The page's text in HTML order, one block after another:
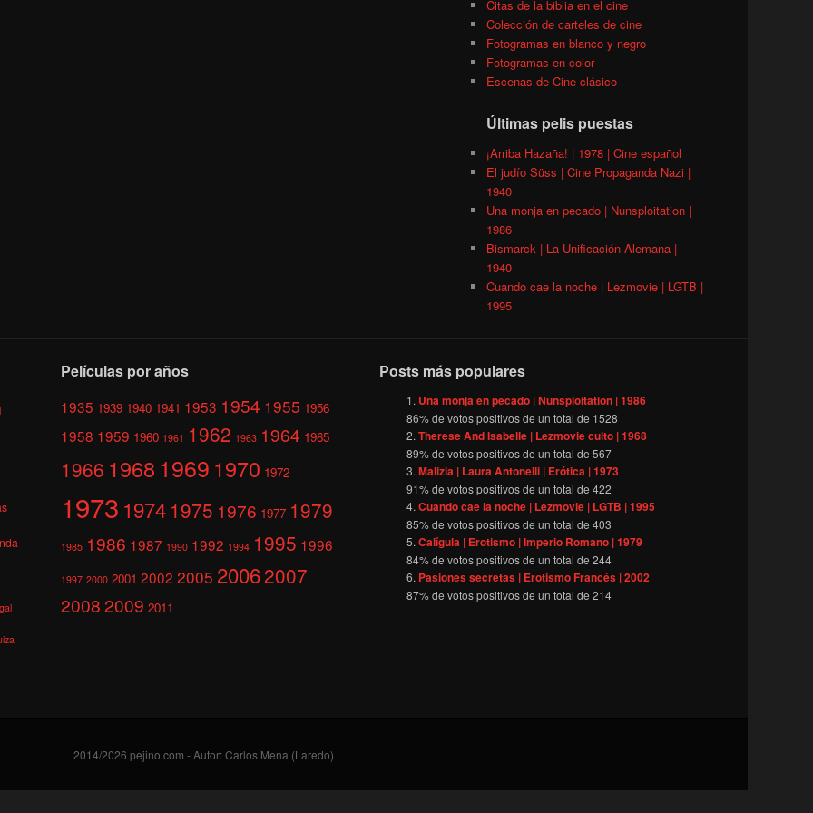
Citas de la biblia en el cine
Colección de carteles de cine
Fotogramas en blanco y negro
Fotogramas en color
Escenas de Cine clásico
Últimas pelis puestas
¡Arriba Hazaña! | 1978 | Cine español
El judío Süss | Cine Propaganda Nazi |
1940
Una monja en pecado | Nunsploitation |
1986
Bismarck | La Unificación Alemana |
1940
Cuando cae la noche | Lezmovie | LGTB |
1995
Películas por años
1935 1939 1940 1941 1953 1954 1955 1956
1958 1959 1960 1961 1962 1963 1964 1965
1966 1968 1969 1970 1972
1973 1974 1975 1976 1977 1979
1985 1986 1987 1990 1992 1994 1995 1996
1997 2000 2001 2002 2005 20062007
20082009 2011
Posts más populares
Una monja en pecado | Nunsploitation | 1986
86% de votos positivos de un total de 1528
Therese And Isabelle | Lezmovie culto | 1968
89% de votos positivos de un total de567
Malizia | Laura Antonelli | Erótica | 1973
91% de votos positivos de un total de422
Cuando cae la noche | Lezmovie | LGTB | 1995
85% de votos positivos de un total de403
Calígula | Erotismo | Imperio Romano | 1979
84% de votos positivos de un total de244
Pasiones secretas | Erotismo Francés | 2002
87% de votos positivos de un total de214
2014/2026 pejino.com - Autor: Carlos Mena (Laredo)